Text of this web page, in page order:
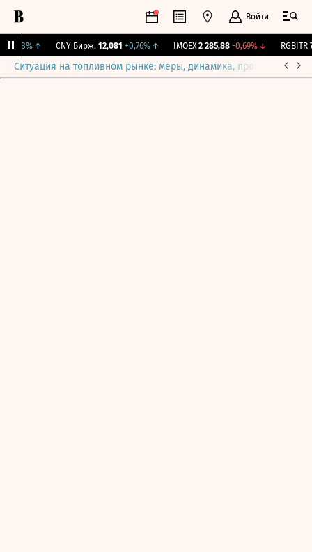
Войти
+0,18%↑ CNY Бирж. 12,081 +0,76%↑ IMOEX 2 285,88 -0,69%↓ RGBITR
Ситуация на топливном рынке: меры, динамика, прогнозы